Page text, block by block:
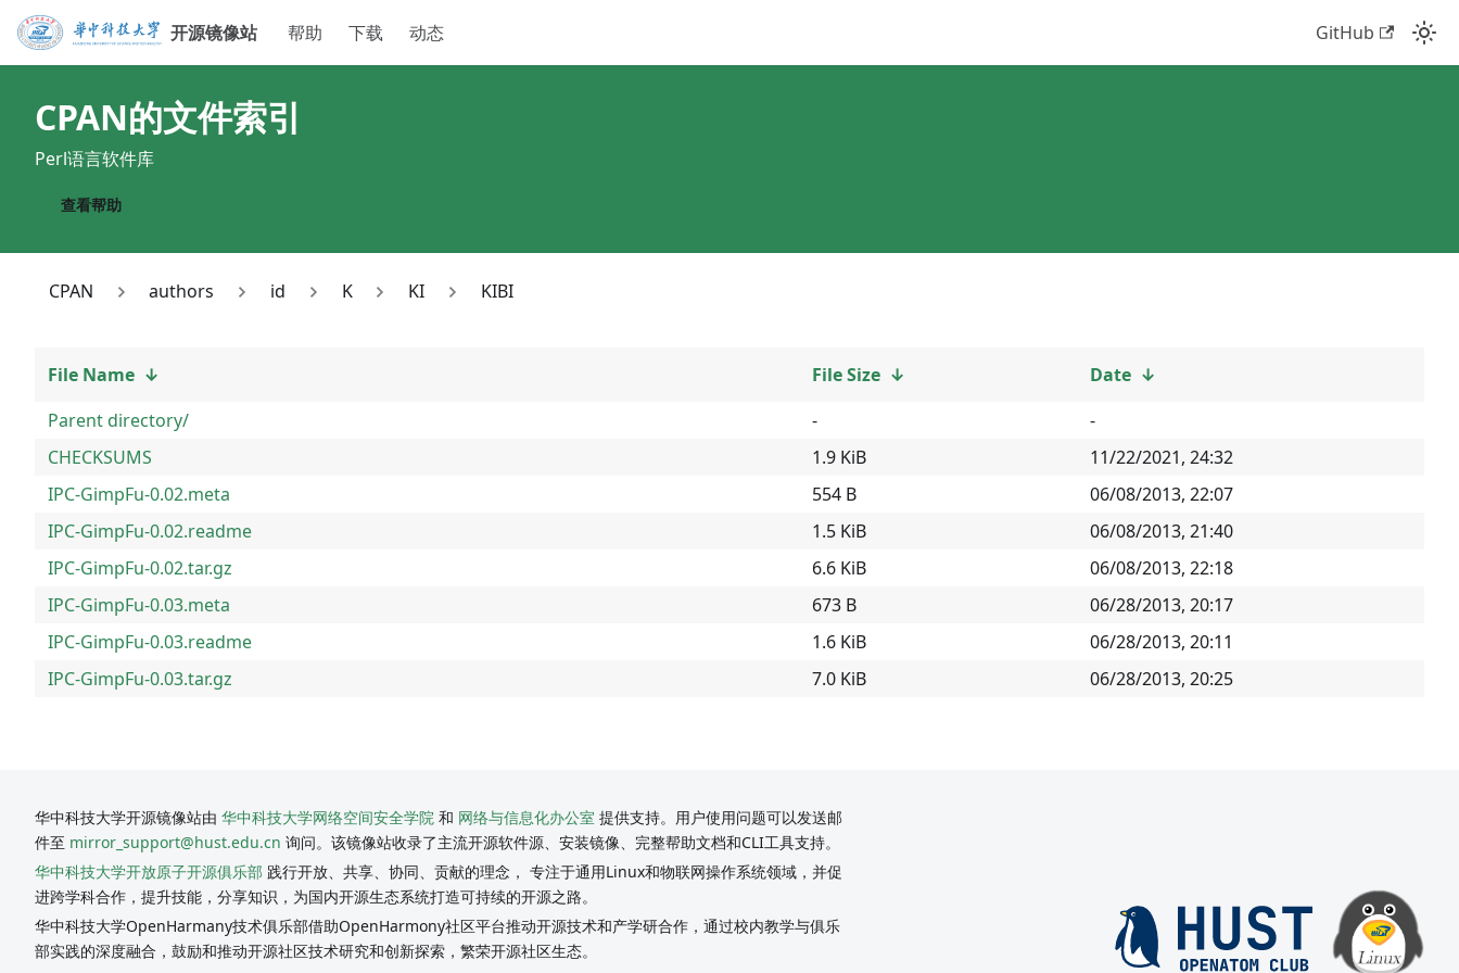
开源镜像站 帮助 下载 动态 GitHub
CPAN的文件索引
Perl语言软件库
查看帮助
CPAN authors id K KI KIBI
File Name ↓ File Size ↓ Date ↓
Parent directory/
-
-
CHECKSUMS
1.9 KiB
11/22/2021, 24:32
IPC-GimpFu-0.02.meta
554 B
06/08/2013, 22:07
IPC-GimpFu-0.02.readme
1.5 KiB
06/08/2013, 21:40
IPC-GimpFu-0.02.tar.gz
6.6 KiB
06/08/2013, 22:18
IPC-GimpFu-0.03.meta
673 B
06/28/2013, 20:17
IPC-GimpFu-0.03.readme
1.6 KiB
06/28/2013, 20:11
IPC-GimpFu-0.03.tar.gz
7.0 KiB 06/28/2013, 20:25
华中科技大学开源镜像站由 华中科技大学网络空间安全学院 和 网络与信息化办公室 提供支持。用户使用问题可以发送邮
件至 mirror_support@hust.edu.cn 询问。该镜像站收录了主流开源软件源、安装镜像、完整帮助文档和CLI工具支持。
华中科技大学开放原子开源俱乐部 践行开放、共享、协同、贡献的理念， 专注于通用Linux和物联网操作系统领域，并促
进跨学科合作，提升技能，分享知识，为国内开源生态系统打造可持续的开源之路。
华中科技大学OpenHarmany技术俱乐部借助OpenHarmony社区平台推动开源技术和产学研合作，通过校内教学与俱乐
部实践的深度融合，鼓励和推动开源社区技术研究和创新探索，繁荣开源社区生态。